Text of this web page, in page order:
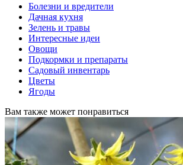
Болезни и вредители
Дачная кухня
Зелень и травы
Интересные идеи
Овощи
Подкормки и препараты
Садовый инвентарь
Цветы
Ягоды
Вам также может понравиться